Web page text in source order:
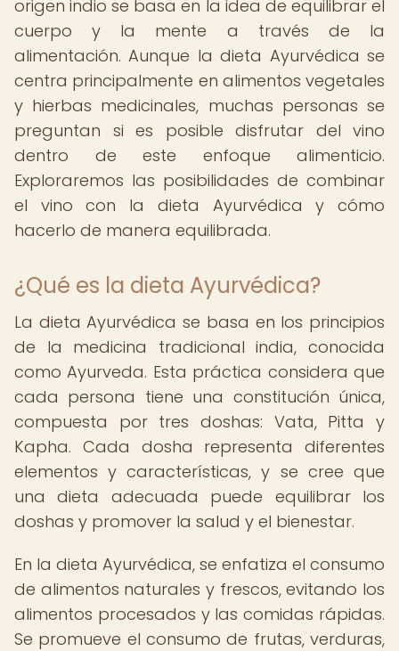
origen indio se basa en la idea de equilibrar el
cuerpo y la mente a través de la
alimentación. Aunque la dieta Ayurvédica se
centra principalmente en alimentos vegetales
y hierbas medicinales, muchas personas se
preguntan si es posible disfrutar del vino
dentro de este enfoque alimenticio.
Exploraremos las posibilidades de combinar
el vino con la dieta Ayurvédica y cómo
hacerlo de manera equilibrada.
¿Qué es la dieta Ayurvédica?
La dieta Ayurvédica se basa en los principios
de la medicina tradicional india, conocida
como Ayurveda. Esta práctica considera que
cada persona tiene una constitución única,
compuesta por tres doshas: Vata, Pitta y
Kapha. Cada dosha representa diferentes
elementos y características, y se cree que
una dieta adecuada puede equilibrar los
doshas y promover la salud y el bienestar.
En la dieta Ayurvédica, se enfatiza el consumo
de alimentos naturales y frescos, evitando los
alimentos procesados y las comidas rápidas.
Se promueve el consumo de frutas, verduras,